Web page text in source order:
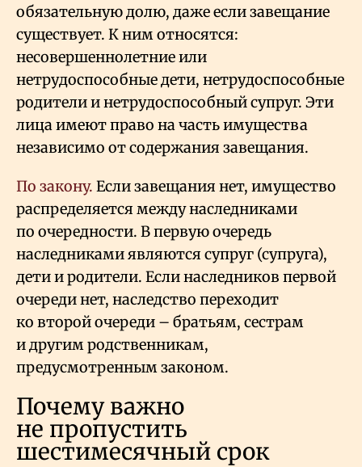
обязательную долю, даже если завещание
существует. К ним относятся:
несовершеннолетние или
нетрудоспособные дети, нетрудоспособные
родители и нетрудоспособный супруг. Эти
лица имеют право на часть имущества
независимо от содержания завещания.
По закону. Если завещания нет, имущество
распределяется между наследниками
по очередности. В первую очередь
наследниками являются супруг (супруга),
дети и родители. Если наследников первой
очереди нет, наследство переходит
ко второй очереди – братьям, сестрам
и другим родственникам,
предусмотренным законом.
Почему важно
не пропустить
шестимесячный срок